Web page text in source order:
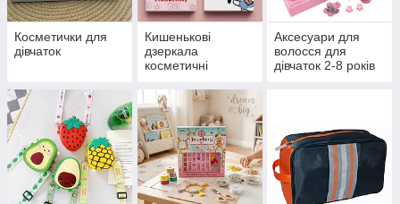
Косметички для
дівчаток
Кишенькові
дзеркала
косметичні
Аксесуари для
волосся для
дівчаток 2-8 років